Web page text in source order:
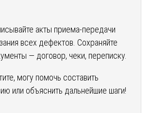
акты приема-передачи
всех дефектов. Сохраняйте
— договор, чеки, переписку.
могу помочь составить
или объяснить дальнейшие шаги!